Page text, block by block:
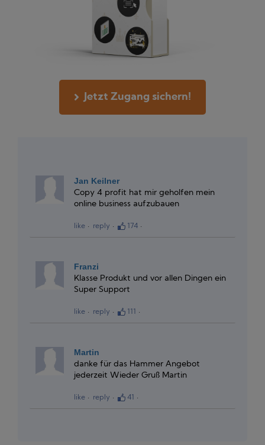
Jetzt Zugang sichern!
Jan Keilner
Copy 4 profit hat mir geholfen mein
online business aufzubauen
like reply 174
Franzi
Klasse Produkt und vor allen Dingen ein
Super Support
like reply 111
Martin
danke für das Hammer Angebot
jederzeit Wieder Gruß Martin
like reply 41